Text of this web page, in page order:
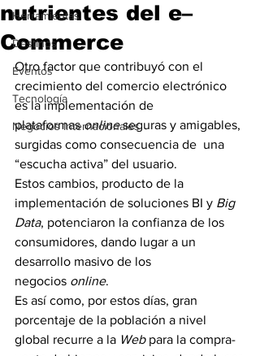
Herramientas
Destinos
Eventos
Tecnología
Negocios Internacionales
nutrientes del e–
Commerce
Otro factor que contribuyó con el
crecimiento del comercio electrónico
es la implementación de
plataformas online seguras y amigables,
surgidas como consecuencia de  una
“escucha activa” del usuario.
Estos cambios, producto de la
implementación de soluciones BI y Big
Data, potenciaron la confianza de los
consumidores, dando lugar a un
desarrollo masivo de los
negocios online.
Es así como, por estos días, gran
porcentaje de la población a nivel
global recurre a la Web para la compra-